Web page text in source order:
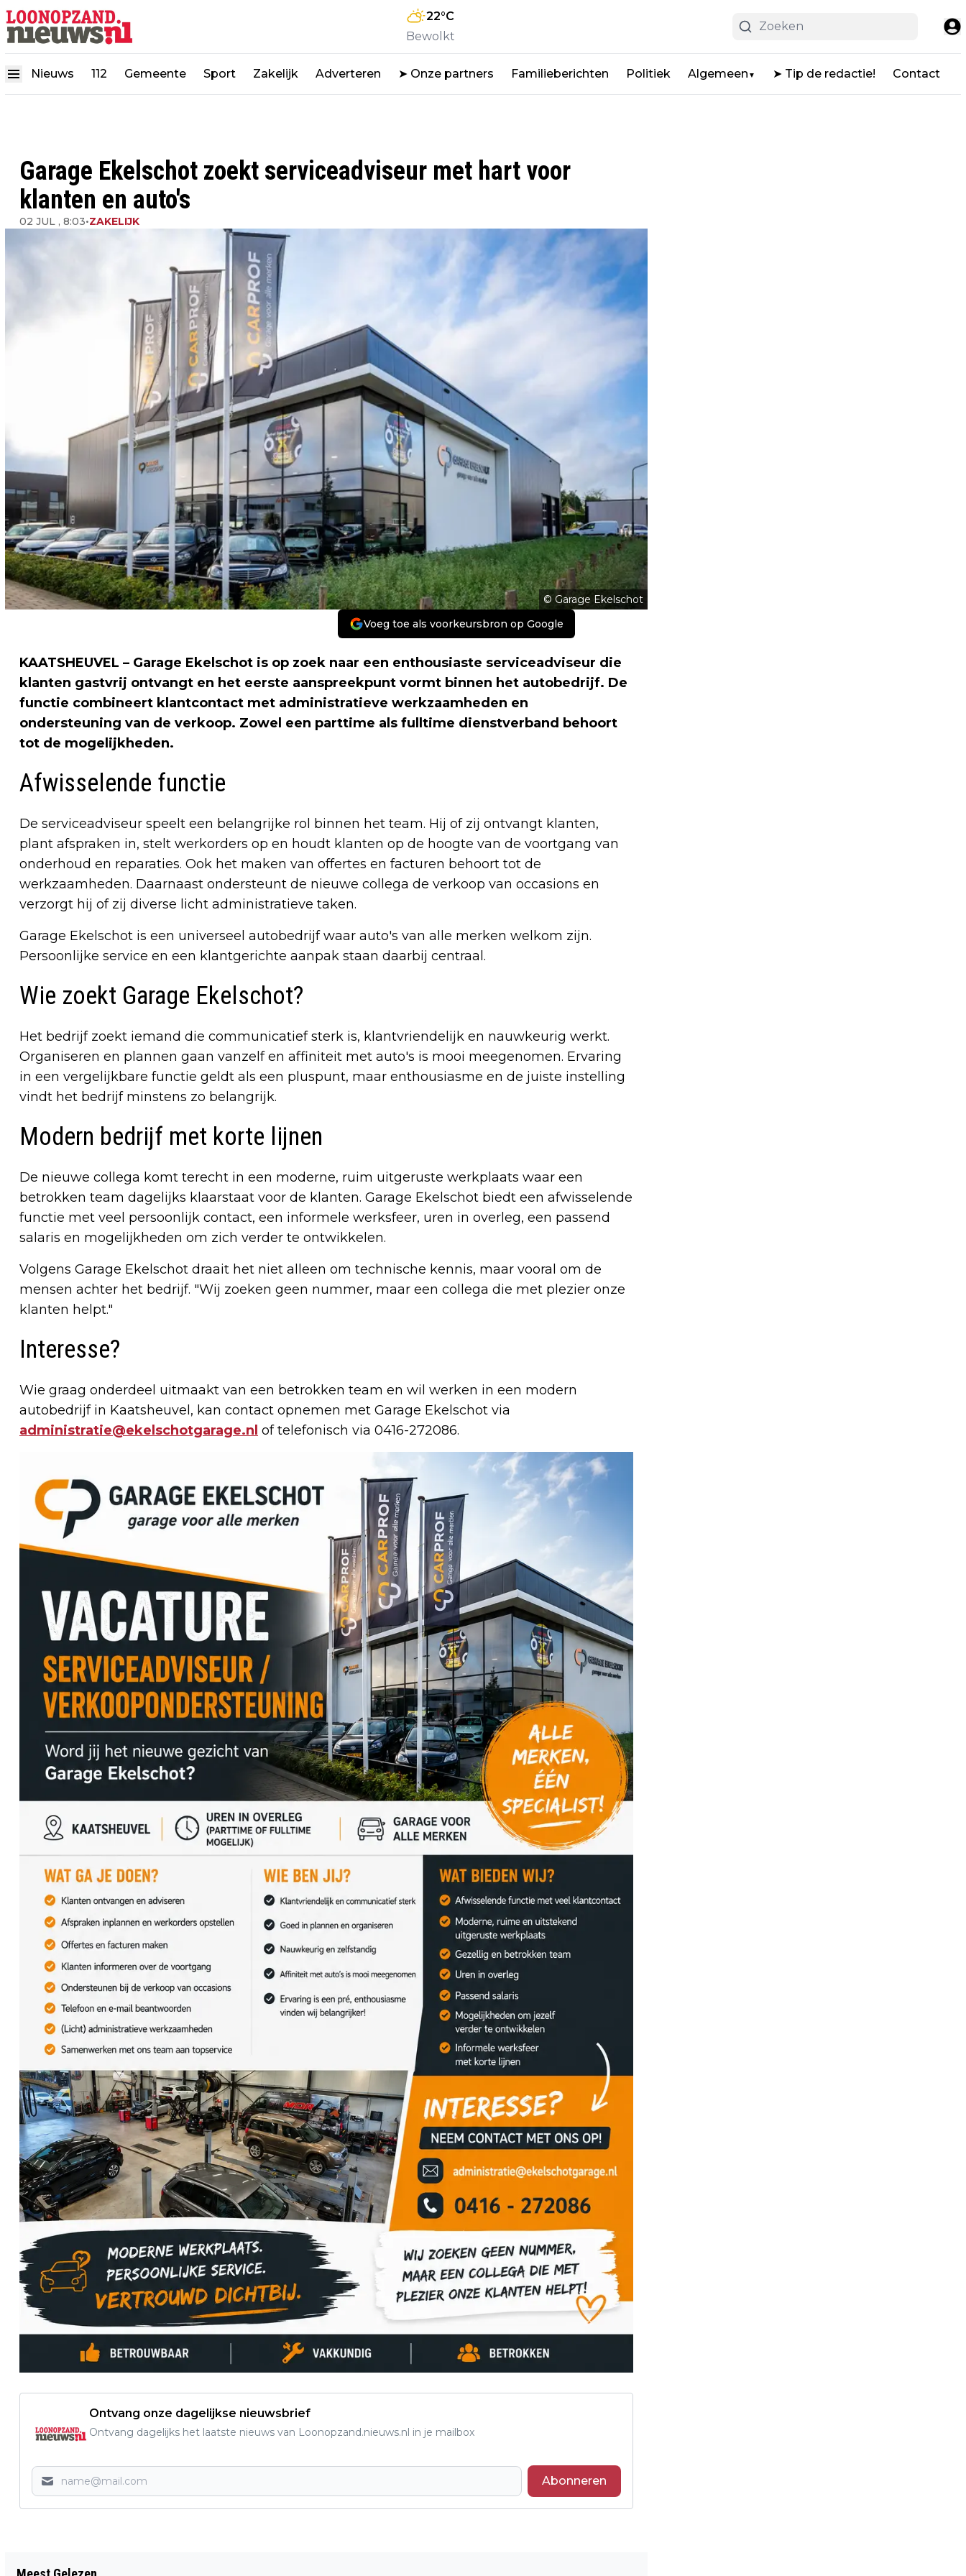
22°C
Bewolkt
Nieuws 112 Gemeente Sport Zakelijk Adverteren ➤ Onze partners Familieberichten Politiek Algemeen ▼ ➤ Tip de redactie! Contact
Garage Ekelschot zoekt serviceadviseur met hart voor
klanten en auto's
02 JUL , 8:03•ZAKELIJK
© Garage Ekelschot
Voeg toe als voorkeursbron op Google
KAATSHEUVEL – Garage Ekelschot is op zoek naar een enthousiaste serviceadviseur die
klanten gastvrij ontvangt en het eerste aanspreekpunt vormt binnen het autobedrijf. De
functie combineert klantcontact met administratieve werkzaamheden en
ondersteuning van de verkoop. Zowel een parttime als fulltime dienstverband behoort
tot de mogelijkheden.
Afwisselende functie
De serviceadviseur speelt een belangrijke rol binnen het team. Hij of zij ontvangt klanten,
plant afspraken in, stelt werkorders op en houdt klanten op de hoogte van de voortgang van
onderhoud en reparaties. Ook het maken van offertes en facturen behoort tot de
werkzaamheden. Daarnaast ondersteunt de nieuwe collega de verkoop van occasions en
verzorgt hij of zij diverse licht administratieve taken.
Garage Ekelschot is een universeel autobedrijf waar auto's van alle merken welkom zijn.
Persoonlijke service en een klantgerichte aanpak staan daarbij centraal.
Wie zoekt Garage Ekelschot?
Het bedrijf zoekt iemand die communicatief sterk is, klantvriendelijk en nauwkeurig werkt.
Organiseren en plannen gaan vanzelf en affiniteit met auto's is mooi meegenomen. Ervaring
in een vergelijkbare functie geldt als een pluspunt, maar enthousiasme en de juiste instelling
vindt het bedrijf minstens zo belangrijk.
Modern bedrijf met korte lijnen
De nieuwe collega komt terecht in een moderne, ruim uitgeruste werkplaats waar een
betrokken team dagelijks klaarstaat voor de klanten. Garage Ekelschot biedt een afwisselende
functie met veel persoonlijk contact, een informele werksfeer, uren in overleg, een passend
salaris en mogelijkheden om zich verder te ontwikkelen.
Volgens Garage Ekelschot draait het niet alleen om technische kennis, maar vooral om de
mensen achter het bedrijf. "Wij zoeken geen nummer, maar een collega die met plezier onze
klanten helpt."
Interesse?
Wie graag onderdeel uitmaakt van een betrokken team en wil werken in een modern
autobedrijf in Kaatsheuvel, kan contact opnemen met Garage Ekelschot via
administratie@ekelschotgarage.nl of telefonisch via 0416-272086.
Ontvang onze dagelijkse nieuwsbrief
Ontvang dagelijks het laatste nieuws van Loonopzand.nieuws.nl in je mailbox
Abonneren